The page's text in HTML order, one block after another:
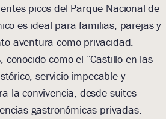
picos del Parque Nacional de
es ideal para familias, parejas y
aventura como privacidad.
como el “Castillo en las
servicio impecable y
la convivencia, desde suites
gastronómicas privadas.